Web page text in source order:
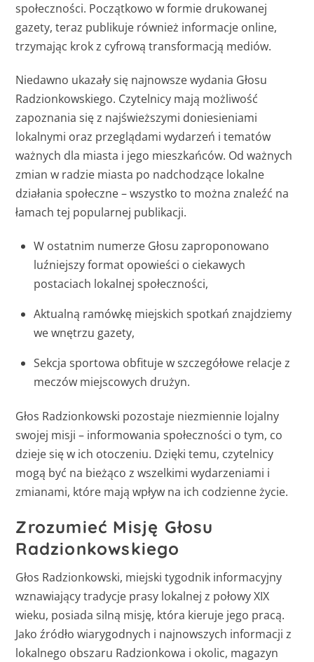
społeczności. Początkowo w formie drukowanej
gazety, teraz publikuje również informacje online,
trzymając krok z cyfrową transformacją mediów.
Niedawno ukazały się najnowsze wydania Głosu
Radzionkowskiego. Czytelnicy mają możliwość
zapoznania się z najświeższymi doniesieniami
lokalnymi oraz przeglądami wydarzeń i tematów
ważnych dla miasta i jego mieszkańców. Od ważnych
zmian w radzie miasta po nadchodzące lokalne
działania społeczne – wszystko to można znaleźć na
łamach tej popularnej publikacji.
W ostatnim numerze Głosu zaproponowano
luźniejszy format opowieści o ciekawych
postaciach lokalnej społeczności,
Aktualną ramówkę miejskich spotkań znajdziemy
we wnętrzu gazety,
Sekcja sportowa obfituje w szczegółowe relacje z
meczów miejscowych drużyn.
Głos Radzionkowski pozostaje niezmiennie lojalny
swojej misji – informowania społeczności o tym, co
dzieje się w ich otoczeniu. Dzięki temu, czytelnicy
mogą być na bieżąco z wszelkimi wydarzeniami i
zmianami, które mają wpływ na ich codzienne życie.
Zrozumieć Misję Głosu
Radzionkowskiego
Głos Radzionkowski, miejski tygodnik informacyjny
wznawiający tradycje prasy lokalnej z połowy XIX
wieku, posiada silną misję, która kieruje jego pracą.
Jako źródło wiarygodnych i najnowszych informacji z
lokalnego obszaru Radzionkowa i okolic, magazyn